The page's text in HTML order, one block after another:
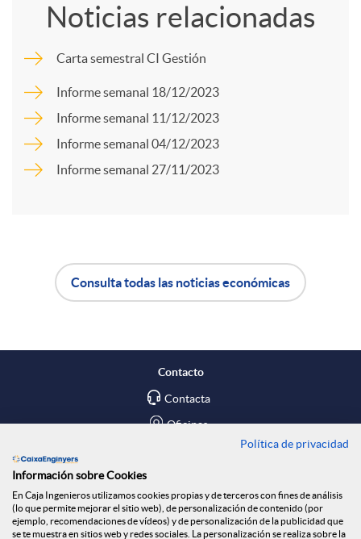
e
n
m
p
a
r
n
R
Noticias relacionadas
Carta semestral CI Gestión
Informe semanal 18/12/2023
Informe semanal 11/12/2023
Informe semanal 04/12/2023
Informe semanal 27/11/2023
p
i
c
o
ó
n
Consulta todas las noticias económicas
Contacto
Contacta
Oficinas
Blog
Social
Política de privacidad
Información sobre Cookies
En Caja Ingenieros utilizamos cookies propias y de terceros con fines de análisis
(lo que permite mejorar el sitio web), de personalización de contenido (por
ejemplo, recomendaciones de vídeos) y de personalización de la publicidad que
se te muestra en sitios web y redes sociales. La personalización se realiza sobre la